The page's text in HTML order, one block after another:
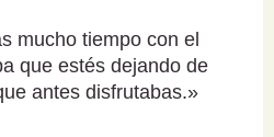
mucho tiempo con el
que estés dejando de
antes disfrutabas.»